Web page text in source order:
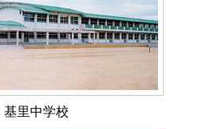
基里中学校